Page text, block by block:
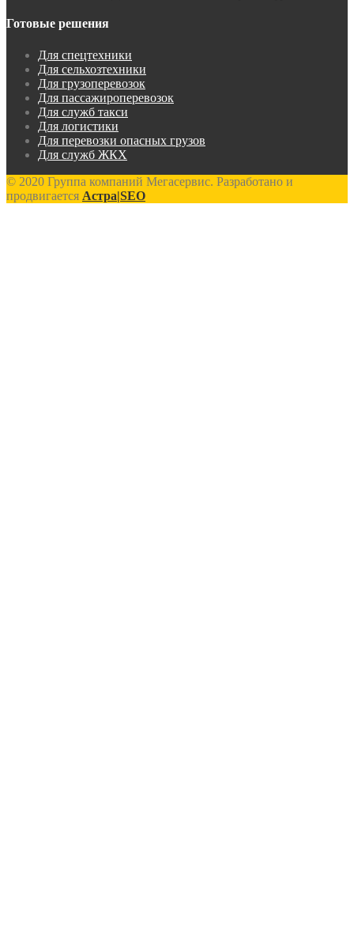
Готовые решения
Для спецтехники
Для сельхозтехники
Для грузоперевозок
Для пассажироперевозок
Для служб такси
Для логистики
Для перевозки опасных грузов
Для служб ЖКХ
© 2020 Группа компаний Мегасервис. Разработано и
продвигается Астра|SEO